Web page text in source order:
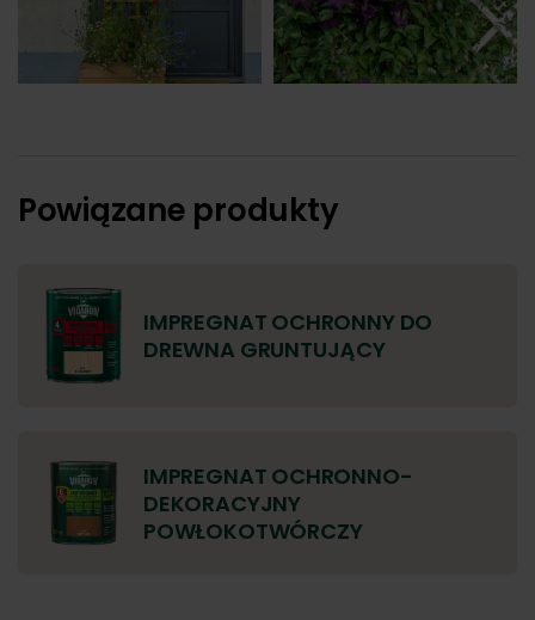
Powiązane produkty
IMPREGNAT OCHRONNY DO
DREWNA GRUNTUJĄCY
IMPREGNAT OCHRONNO-
DEKORACYJNY
POWŁOKOTWÓRCZY